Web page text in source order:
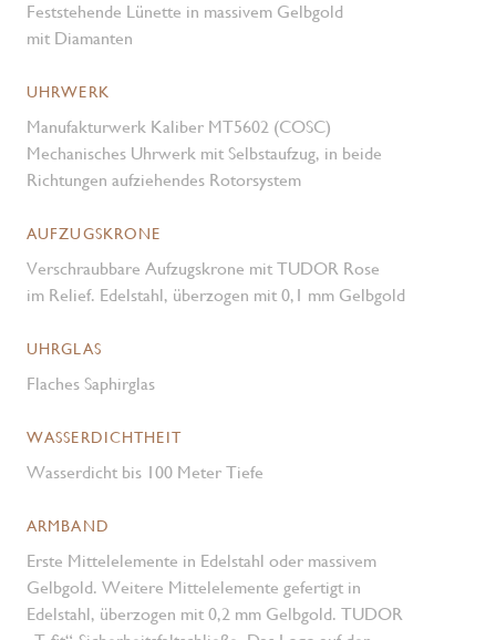
Feststehende Lünette in massivem Gelbgold
mit Diamanten
UHRWERK
Manufakturwerk Kaliber MT5602 (COSC)
Mechanisches Uhrwerk mit Selbstaufzug, in beide
Richtungen aufziehendes Rotorsystem
AUFZUGSKRONE
Verschraubbare Aufzugskrone mit TUDOR Rose
im Relief. Edelstahl, überzogen mit 0,1 mm Gelbgold
UHRGLAS
Flaches Saphirglas
WASSERDICHTHEIT
Wasserdicht bis 100 Meter Tiefe
ARMBAND
Erste Mittelelemente in Edelstahl oder massivem
Gelbgold. Weitere Mittelelemente gefertigt in
Edelstahl, überzogen mit 0,2 mm Gelbgold. TUDOR